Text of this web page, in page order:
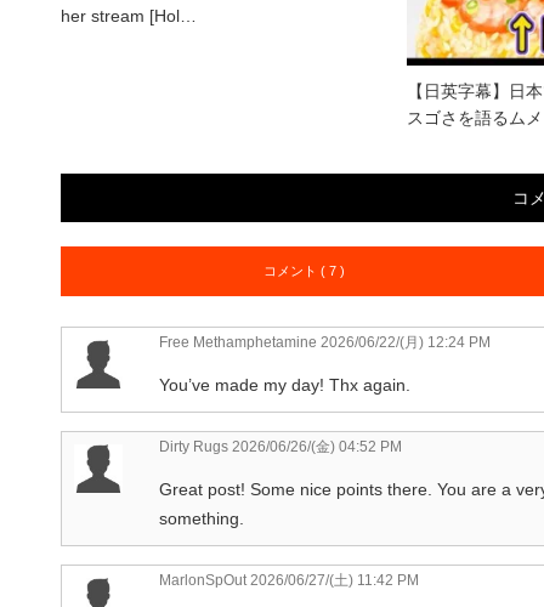
her stream [Hol…
【日英字幕】日
スゴさを語るム
コ
コメント ( 7 )
Free Methamphetamine 2026/06/22/(月) 12:24 PM
You’ve made my day! Thx again.
Dirty Rugs 2026/06/26/(金) 04:52 PM
Great post! Some nice points there. You are a
something.
MarlonSpOut 2026/06/27/(土) 11:42 PM